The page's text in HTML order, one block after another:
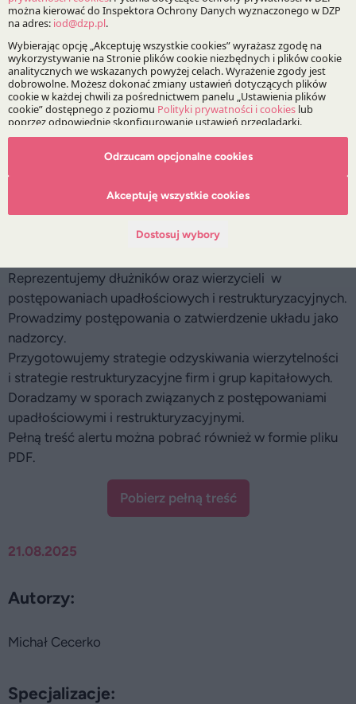
21.08.2025
Autorzy:
Michał Cecerko
Specjalizacje:
blokować ogłoszenie upadłości dłużnika.
Dłużnik, który nie będzie dłużej chciał prowadzić „PZU”
będzie mógł zrezygnować z jego dalszego prowadzenia.
Postępowanie umorzy się automatycznie, jeżeli w ciągu
czterech miesięcy dłużnik nie złoży do sądu wniosku
o zatwierdzenie układu.
Układ częściowy będzie przyjmowany według
łagodniejszych kryteriów. Łatwiej będzie go zawrzeć, bo
do jego przegłosowania wystarczy osiągniecie
większości liczonej od wierzycieli aktywnych, a nie
wszystkich wierzycieli objętych układem częściowym jak
Reprezentujemy dłużników oraz wierzycieli w
postępowaniach upadłościowych i restrukturyzacyjnych.
Prowadzimy postępowania o zatwierdzenie układu jako
nadzorcy.
Przygotowujemy strategie odzyskiwania wierzytelności
i strategie restrukturyzacyjne firm i grup kapitałowych.
Doradzamy w sporach związanych z postępowaniami
upadłościowymi i restrukturyzacyjnymi.
Pełną treść alertu można pobrać również w formie pliku
PDF.
Pobierz pełną treść
Odrzucam opcjonalne cookies
Akceptuję wszystkie cookies
Dostosuj wybory